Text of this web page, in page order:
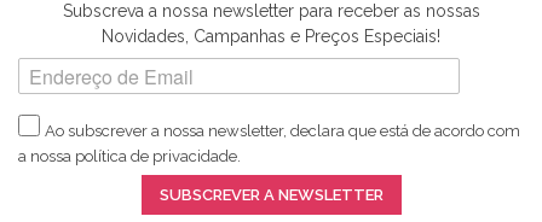
Harita a minha encomenda já chegou. :) Muito obrigada pela
rapidez no envio, pela qualidade dos materiais que me
enviaste e pela simpatia de sempre. :)
Catarina Amaro
5 estrelas. Gosto muito do serviço. A Harita Chotalal é muito
Subscreva a nossa newsletter para receber as nossas
Novidades, Campanhas e Preços Especiais!
Ao subscrever a nossa newsletter, declara que está de acordo com
a nossa política de privacidade.
SUBSCREVER A NEWSLETTER